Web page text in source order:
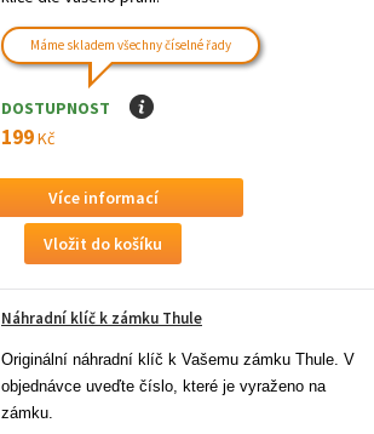
Máme skladem všechny číselné řady
DOSTUPNOST I
199Kč
Více informací
Náhradní klíč k zámku Thule
Originální náhradní klíč k Vašemu zámku Thule. V
objednávce uveďte číslo, které je vyraženo na
zámku.